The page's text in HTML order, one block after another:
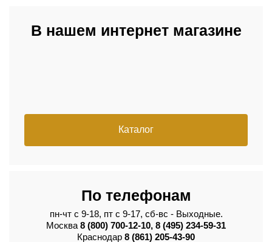
В нашем интернет магазине
Каталог
По телефонам
пн-чт с 9-18, пт с 9-17, сб-вс - Выходные.
Москва 8 (800) 700-12-10, 8 (495) 234-59-31
Краснодар 8 (861) 205-43-90